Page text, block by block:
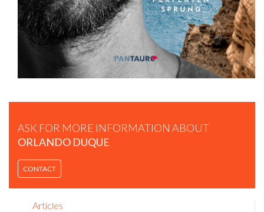
ASK FOR MORE INFORMATION ABOUT
ORLANDO DUQUE
CONTACT
Articles
ANTÁRTIDA.
ORLANDO DUQUE - FINDING JOY IN OUR BIGGEST FEAR |
TEDXTOULOUSE.